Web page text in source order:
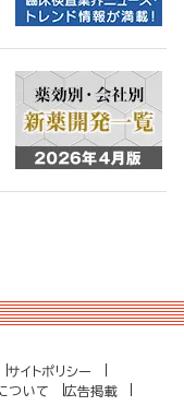
サイトポリシー
ついて
広告掲載